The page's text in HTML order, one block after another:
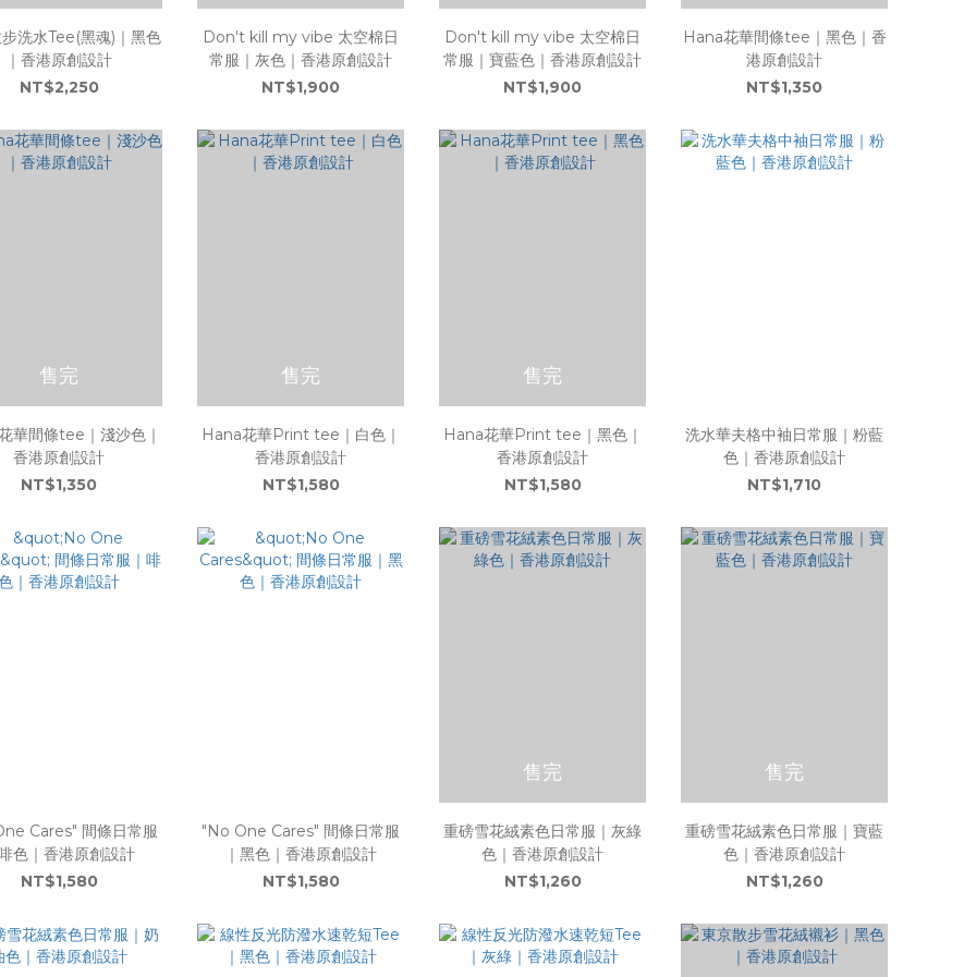
洗水Tee(黑魂)｜黑色
｜香港原創設計
NT$2,250
Don't kill my vibe 太空棉日
常服｜灰色｜香港原創設計
NT$1,900
Don't kill my vibe 太空棉日
常服｜寶藍色｜香港原創設計
NT$1,900
Hana花華間條tee｜黑色｜香
港原創設計
NT$1,350
售完
華間條tee｜淺沙色｜
香港原創設計
NT$1,350
售完
Hana花華Print tee｜白色｜
香港原創設計
NT$1,580
售完
Hana花華Print tee｜黑色｜
香港原創設計
NT$1,580
洗水華夫格中袖日常服｜粉藍
色｜香港原創設計
NT$1,710
Cares" 間條日常服
色｜香港原創設計
NT$1,580
"No One Cares" 間條日常服
｜黑色｜香港原創設計
NT$1,580
售完
重磅雪花絨素色日常服｜灰綠
色｜香港原創設計
NT$1,260
售完
重磅雪花絨素色日常服｜寶藍
色｜香港原創設計
NT$1,260